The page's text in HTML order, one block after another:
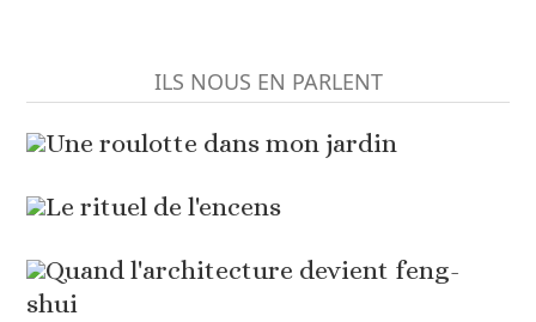
ILS NOUS EN PARLENT
Une roulotte dans mon jardin
Le rituel de l'encens
Quand l'architecture devient feng-
shui